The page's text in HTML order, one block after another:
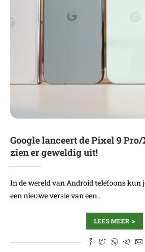
Google lanceert de Pixel 9
zien er geweldig uit!
In de wereld van Android telefoons kun
een nieuwe versie van een…
LEES MEER